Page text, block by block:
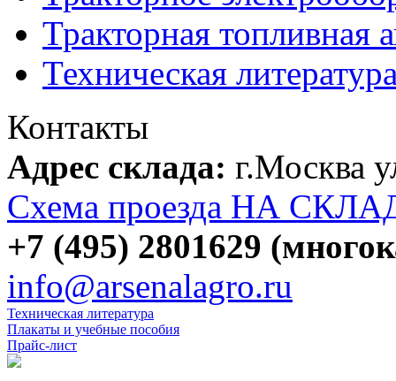
Тракторная топливная
Техническая
Контакты
Адрес склада: г.Москва
Схема проезда НА
+7 (495) 2801629
info@arsenalagro.ru
Техническая литература
Плакаты и учебные пособия
Прайс-лист